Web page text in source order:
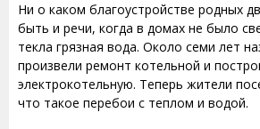
Ни о каком благоустройстве родных
быть и речи, когда в домах не было
текла грязная вода. Около семи лет
произвели ремонт котельной и
электрокотельную. Теперь жители
что такое перебои с теплом и водой.